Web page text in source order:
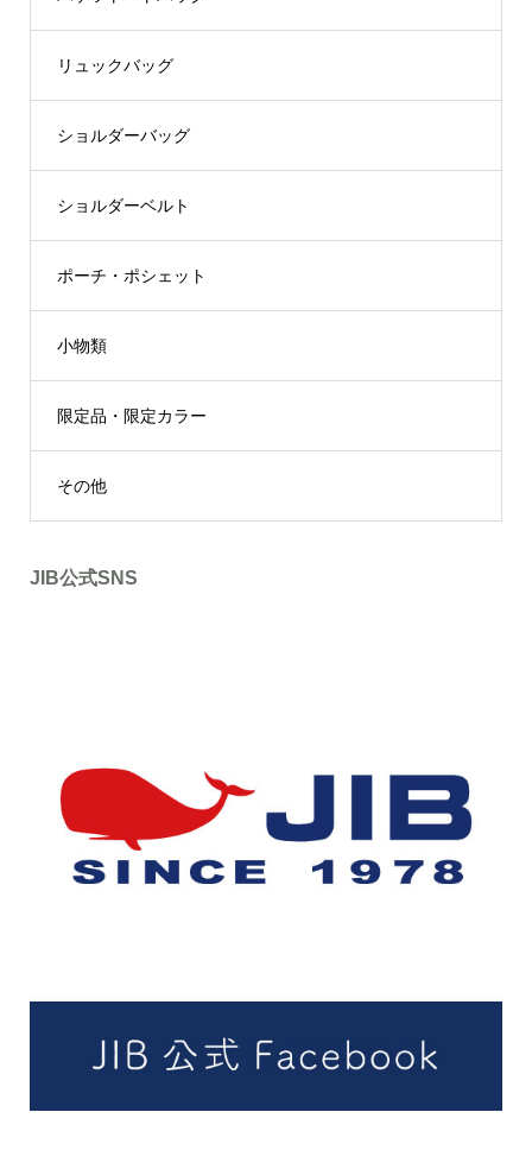
リュックバッグ
ショルダーバッグ
ショルダーベルト
ポーチ・ポシェット
小物類
限定品・限定カラー
その他
JIB公式SNS